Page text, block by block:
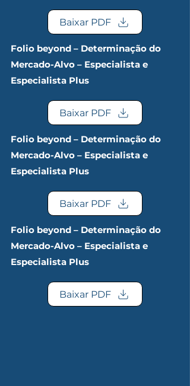
Baixar PDF
Folio beyond – Determinação do
Mercado-Alvo – Especialista e
Especialista Plus
Baixar PDF
Folio beyond – Determinação do
Mercado-Alvo – Especialista e
Especialista Plus
Baixar PDF
Folio beyond – Determinação do
Mercado-Alvo – Especialista e
Especialista Plus
Baixar PDF